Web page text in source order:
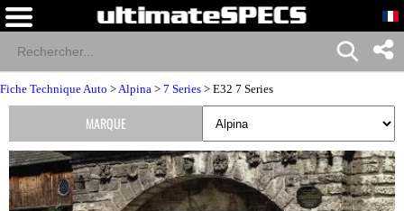
Fiche Technique Auto >Alpina > 7 Series > E32 7 Series
MARQUE